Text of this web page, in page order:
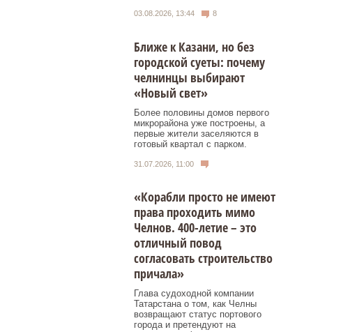
03.08.2026, 13:44 8
Ближе к Казани, но без
городской суеты: почему
челнинцы выбирают
«Новый свет»
Более половины домов первого
микрорайона уже построены, а
первые жители заселяются в
готовый квартал с парком.
31.07.2026, 11:00
«Корабли просто не имеют
права проходить мимо
Челнов. 400-летие – это
отличный повод
согласовать строительство
причала»
Глава судоходной компании
Татарстана о том, как Челны
возвращают статус портового
города и претендуют на